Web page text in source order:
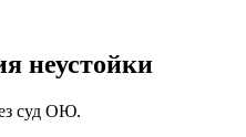
неустойки
суд ОЮ.